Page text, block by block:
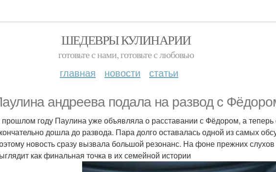
ШЕДЕВРЫ КУЛИНАРИИ
готовьте с нами, готовьте с любовью
главная новости статьи
андреева подала на развод с
году Паулина уже объявляла о расставании с Фёдором, а теперь
дошла до развода. Пара долго оставалась одной из самых
новость сразу вызвала большой резонанс. На фоне прежних
как финальная точка в их семейной истории